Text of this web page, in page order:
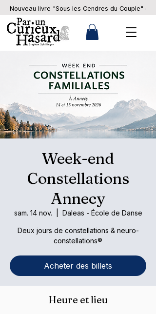
Nouveau livre "Sous les Cendres du Couple" en
Week-end
Constellations
Annecy
sam. 14 nov. Daleas - École de Danse
Deux jours de constellations & neuro-
constellations®
Acheter des billets
Heure et lieu